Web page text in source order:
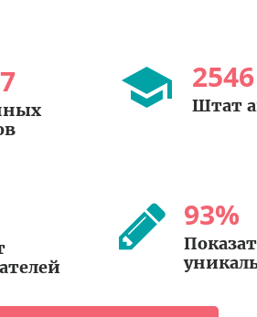
2546
Штат
93%